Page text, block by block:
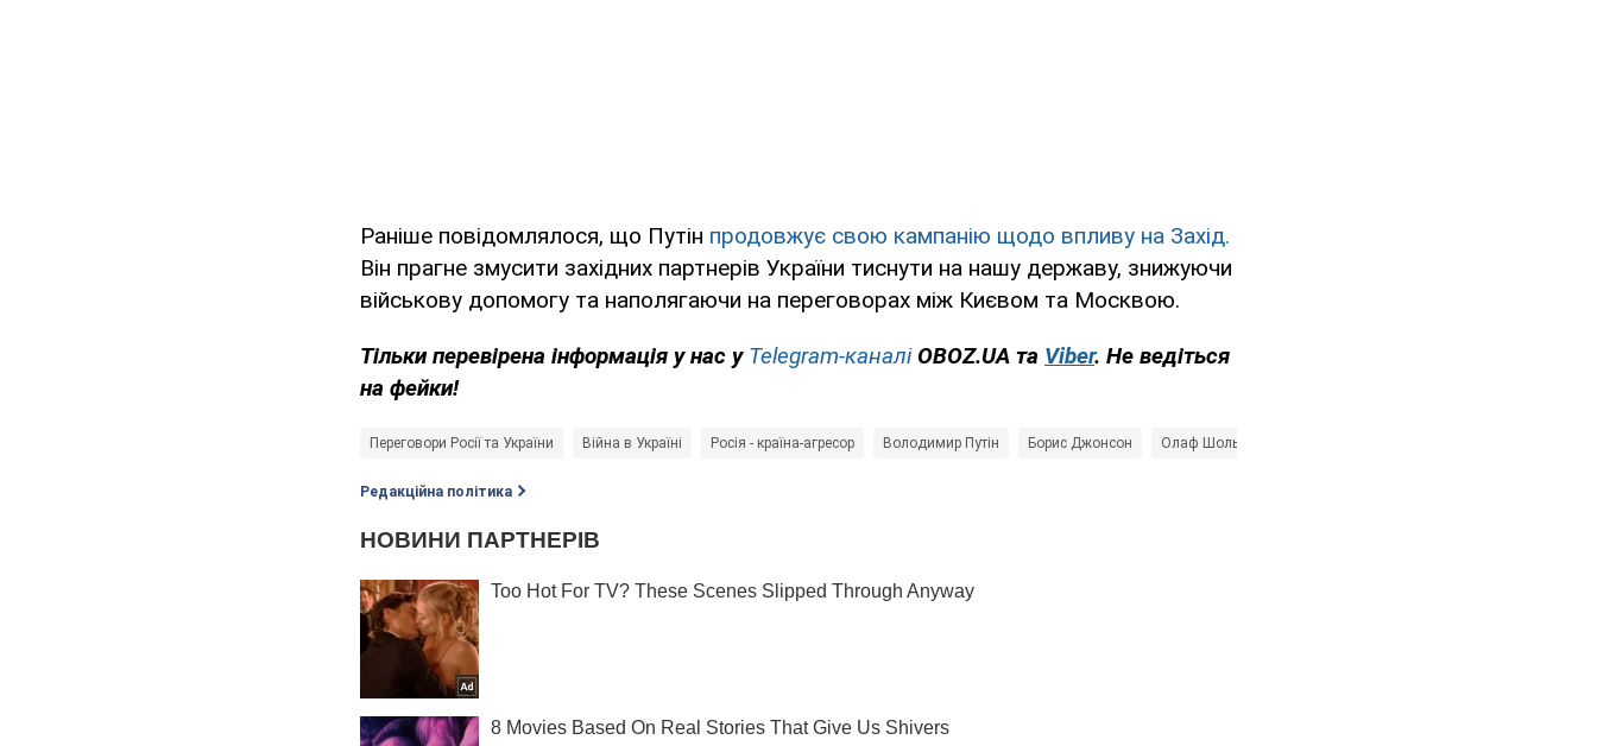
Раніше повідомлялося, що Путін продовжує свою кампанію щодо впливу на Захід.
Він прагне змусити західних партнерів України тиснути на нашу державу, знижуючи
військову допомогу та наполягаючи на переговорах між Києвом та Москвою.
Тільки перевірена інформація у нас у Telegram-каналі OBOZ.UA та Viber. Не ведіться
на фейки!
Переговори Росії та України Війна в Україні Росія - країна-агресор Володимир Путін Борис Джонсон Олаф Шольц
Редакційна політика